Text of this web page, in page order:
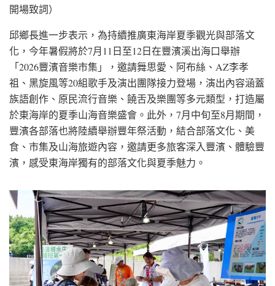
開場致詞）
邱鄉長進一步表示，為持續推廣東海岸夏季觀光與部落文
化，今年暑假將於7月11日至12日在豐濱溪出海口舉辦
「2026豐濱音樂市集」，邀請舞思愛、阿布絲、AZ李孝
祖、黑旋風等20組歌手及演出團隊接力登場，演出內容涵蓋
族語創作、原民流行音樂、饒舌及樂團等多元類型，打造屬
於東海岸的夏季山海音樂盛會。此外，7月中旬至8月期間，
豐濱各部落也將陸續舉辦豐年祭活動，結合部落文化、美
食、市集及山海旅遊內容，邀請更多旅客深入豐濱、體驗豐
濱，感受東海岸獨有的部落文化與夏季魅力。